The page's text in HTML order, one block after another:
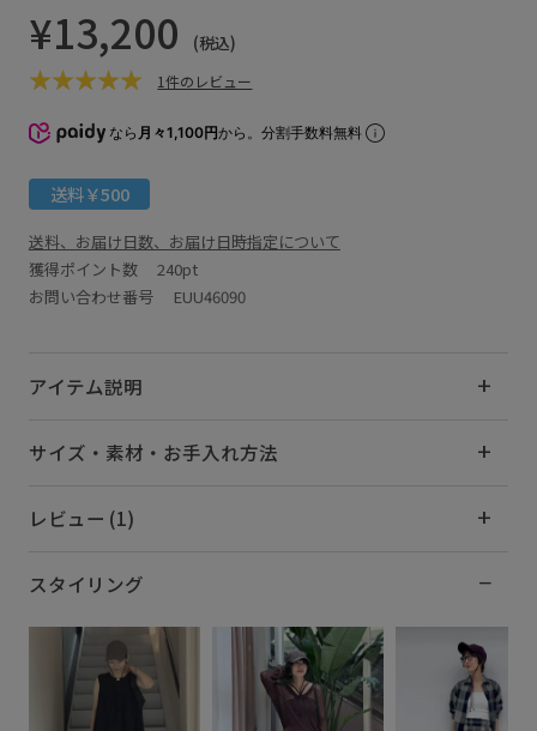
¥13,200 (税込)
1件のレビュー
なら 月々1,100円から。分割手数料無料
送料￥500
送料、お届け日数、お届け日時指定について
獲得ポイント数 240pt
お問い合わせ番号 EUU46090
アイテム説明
サイズ・素材・お手入れ方法
レビュー (1)
スタイリング